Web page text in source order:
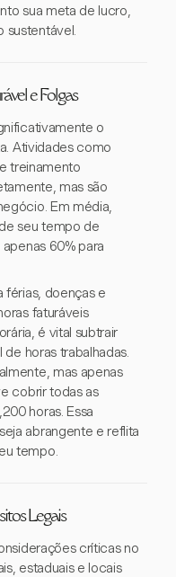
sua meta de lucro,
sustentável.
e Folgas
o
Atividades como
treinamento
mas são
Em média,
seu tempo de
60% para
férias, doenças e
faturáveis
é vital subtrair
horas trabalhadas.
mas apenas
cobrir todas as
horas. Essa
abrangente e reflita
tempo.
Legais
críticas no
estaduais e locais